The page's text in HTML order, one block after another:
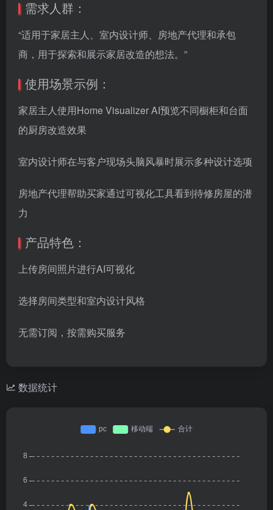
需求人群：
“适用于家居主人、室内设计师、房地产代理和承包
商，用于探索和展示家居改造的想法。”
使用场景示例：
家居主人使用Home Visualizer AI预览不同橱柜和台面
的厨房改造效果
室内设计师在与客户现场头脑风暴时展示多种设计选项
房地产代理帮助买家通过可视化工具看到待修房屋的潜
力
产品特色：
上传房间照片进行AI可视化
选择房间类型和室内设计风格
无需订阅，按需购买服务
数据统计